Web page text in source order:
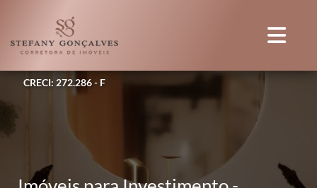
CRECI: 272.286 - F